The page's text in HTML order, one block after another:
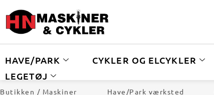
HAVE/PARK CYKLER OG ELCYKLER
LEGETØJ
Butikken / Maskiner Have/Park værksted